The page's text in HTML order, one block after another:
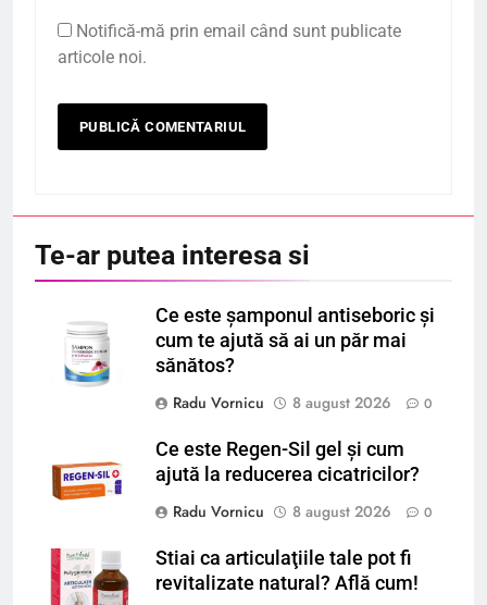
Notifică-mă prin email când sunt publicate
articole noi.
Te-ar putea interesa si
Ce este șamponul antiseboric și
cum te ajută să ai un păr mai
sănătos?
Radu Vornicu
8 august 2026 0
Ce este Regen-Sil gel și cum
ajută la reducerea cicatricilor?
Radu Vornicu
8 august 2026 0
Stiai ca articulaţiile tale pot fi
revitalizate natural? Află cum!